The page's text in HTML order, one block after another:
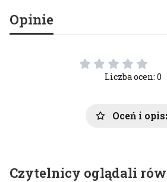
Opinie
Liczba ocen: 0
Oceń i
Czytelnicy oglądali